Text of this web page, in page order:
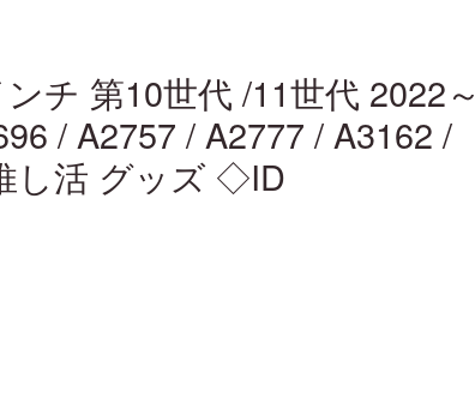
チ 第10世代 /11世代 2022～
/ A2757 / A2777 / A3162 /
し活 グッズ ◇ID